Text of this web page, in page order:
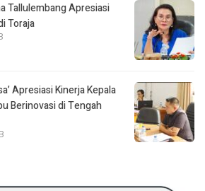
Tallulembang Apresiasi
Toraja
Apresiasi Kinerja Kepala
Berinovasi di Tengah